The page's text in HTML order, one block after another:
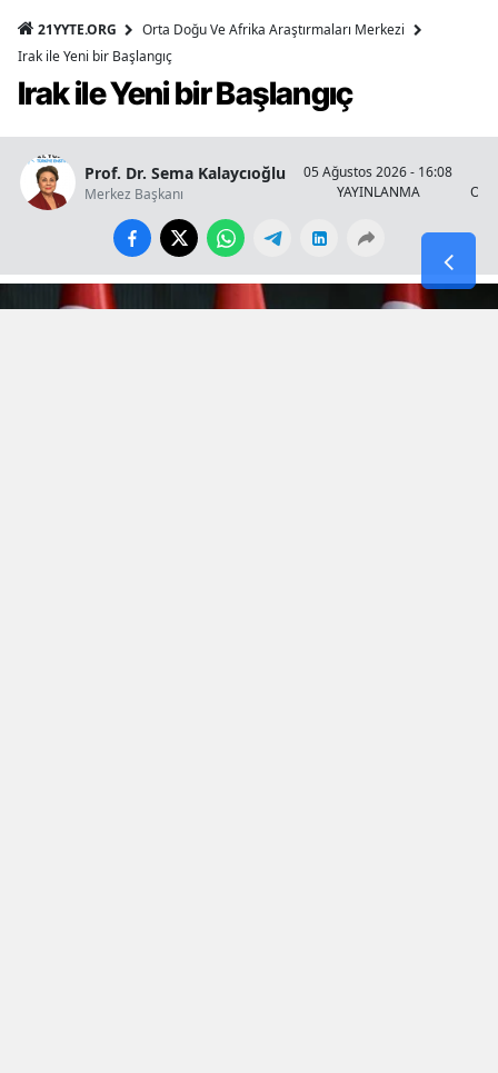
21YYTE.ORG
Orta Doğu Ve Afrika Araştırmaları Merkezi
Irak ile Yeni bir Başlangıç
Irak ile Yeni bir Başlangıç
Prof. Dr. Sema Kalaycıoğlu
Merkez Başkanı
05 Ağustos 2026 - 16:08
YAYINLANMA